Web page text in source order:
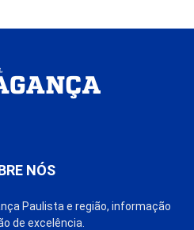
NÓS
Paulista e região, informação
de excelência.